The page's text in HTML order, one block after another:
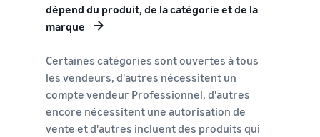
dépend du produit, de la catégorie et de la
marque
Certaines catégories sont ouvertes à tous
les vendeurs, d'autres nécessitent un
compte vendeur Professionnel, d'autres
encore nécessitent une autorisation de
vente et d'autres incluent des produits qui